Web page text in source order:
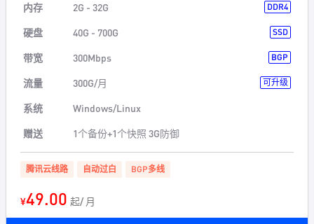
内存 2G - 32G DDR4
硬盘 40G - 700G SSD
带宽 300Mbps BGP
流量 300G/月 可升级
系统
Windows/Linux
赠送
1个备份+1个快照 3G防御
腾讯云线路 自动过白 BGP多线
¥49.00 起/ 月